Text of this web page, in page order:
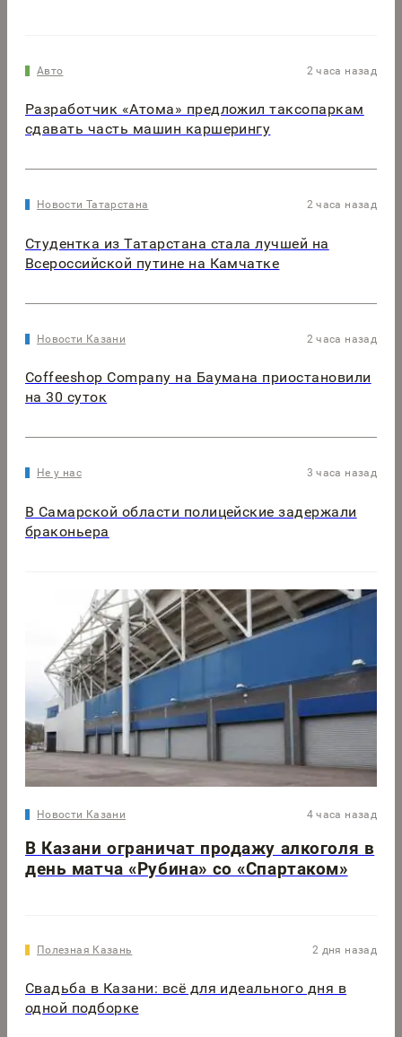
Авто 2 часа назад
Разработчик «Атома» предложил таксопаркам
сдавать часть машин каршерингу
Новости Татарстана 2 часа назад
Студентка из Татарстана стала лучшей на
Всероссийской путине на Камчатке
Новости Казани 2 часа назад
Coffeeshop Company на Баумана приостановили
на 30 суток
Не у нас 3 часа назад
В Самарской области полицейские задержали
браконьера
Новости Казани 4 часа назад
В Казани ограничат продажу алкоголя в
день матча «Рубина» со «Спартаком»
Полезная Казань 2 дня назад
Свадьба в Казани: всё для идеального дня в
одной подборке